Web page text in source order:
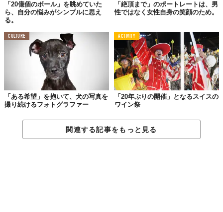
アルプスにいるときは、まるで自分の家にいるような心地
けたいと思っているよ。
現在、Fabioは銀行員として働くために勉強中。ただ、将来はス
イスの魅力を伝えるためにプロの写真家になりたいという熱い思
いがあります。
「20億個のボール」を眺めていた
ら、自分の悩みがシンプルに思え
る。
「絶頂まで」のポートレートは、男
性ではなく女性自身の笑顔のため。
CULTURE
「ある希望」を抱いて、犬の写真を
撮り続けるフォトグラファー
ACTIVITY
「20年ぶりの開催」となるスイスの
ワイン祭
関連する記事をもっと見る